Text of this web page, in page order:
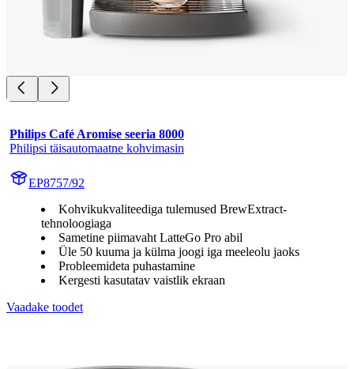
Philips Café Aromise seeria 8000
Philipsi täisautomaatne kohvimasin
EP8757/92
Kohvikukvaliteediga tulemused BrewExtract-
tehnoloogiaga
Sametine piimavaht LatteGo Pro abil
Üle 50 kuuma ja külma joogi iga meeleolu jaoks
Probleemideta puhastamine
Kergesti kasutatav vaistlik ekraan
Vaadake toodet